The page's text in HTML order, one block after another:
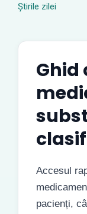
Știrile zilei
Ghid
Accesul
pacienți,